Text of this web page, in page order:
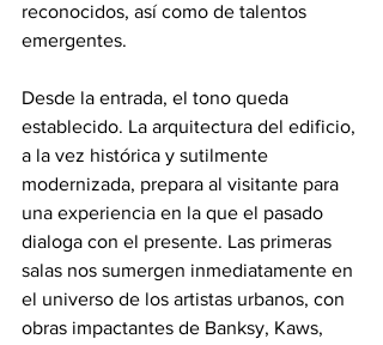
reconocidos, así como de talentos
emergentes.
Desde la entrada, el tono queda
establecido. La arquitectura del edificio,
a la vez histórica y sutilmente
modernizada, prepara al visitante para
una experiencia en la que el pasado
dialoga con el presente. Las primeras
salas nos sumergen inmediatamente en
el universo de los artistas urbanos, con
obras impactantes de Banksy, Kaws,